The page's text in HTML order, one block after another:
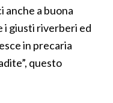
anche a buona
i giusti riverberi ed
in precaria
questo